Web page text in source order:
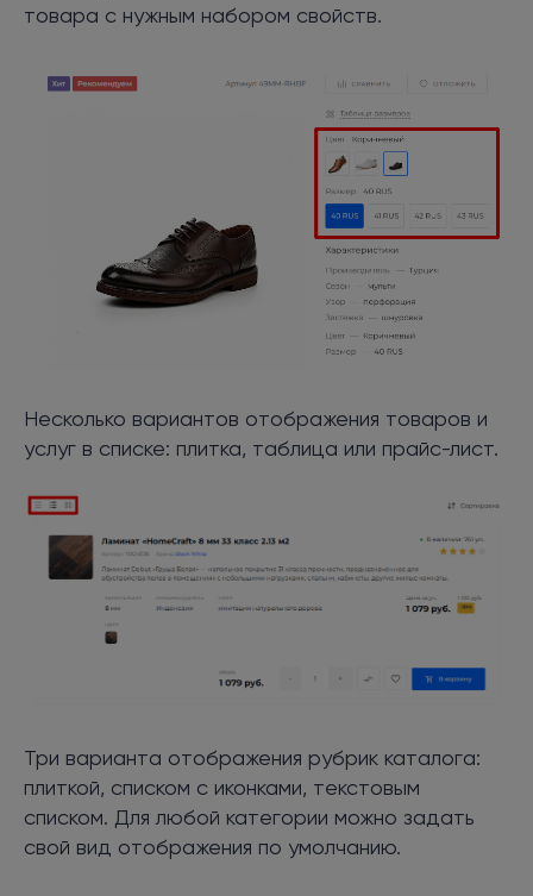
товара с нужным набором свойств.
Несколько вариантов отображения товаров и
услуг в списке: плитка, таблица или прайс-лист.
Три варианта отображения рубрик каталога:
плиткой, списком с иконками, текстовым
списком. Для любой категории можно задать
свой вид отображения по умолчанию.